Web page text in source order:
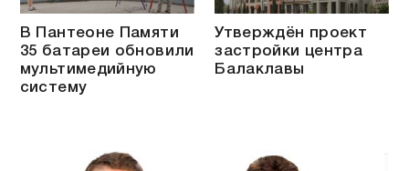
В Пантеоне Памяти
35 батареи обновили
мультимедийную
систему
Утверждён проект
застройки центра
Балаклавы